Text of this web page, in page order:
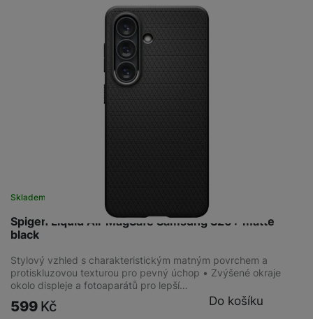
Spigen Liquid Air MagSafe Samsung S26+ matte
black
Skladem
Stylový vzhled s charakteristickým matným povrchem a
protiskluzovou texturou pro pevný úchop • Zvýšené okraje
okolo displeje a fotoaparátů pro lepší…
599 Kč Do košíku